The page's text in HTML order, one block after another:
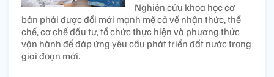
Nghiên cứu khoa học cơ
bản phải được đổi mới mạnh mẽ cả về nhận thức, thể
chế, cơ chế đầu tư, tổ chức thực hiện và phương thức
vận hành để đáp ứng yêu cầu phát triển đất nước trong
giai đoạn mới.